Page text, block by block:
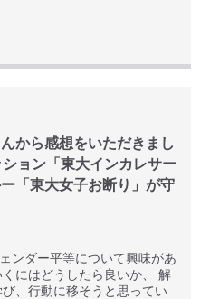
から感想をいただきまし
ョン「東大インカレサー
「東大女子お断り」が守
ンダー平等について興味があ
にはどうしたら良いか、 解
、行動に移そうと思ってい